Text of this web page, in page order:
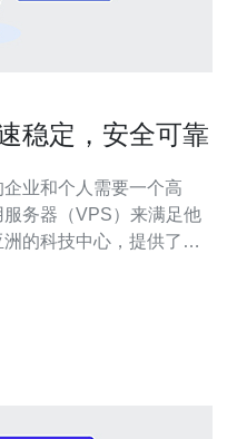
稳定，安全可靠
业和个人需要一个高
务器（VPS）来满足他
的科技中心，提供了一
速连接，确保数据传输